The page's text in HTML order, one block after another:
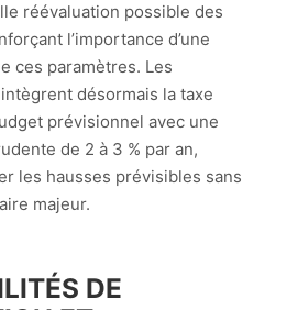
réévaluation possible des
l’importance d’une
ces paramètres. Les
désormais la taxe
prévisionnel avec une
de 2 à 3 % par an,
les hausses prévisibles sans
majeur.
DE